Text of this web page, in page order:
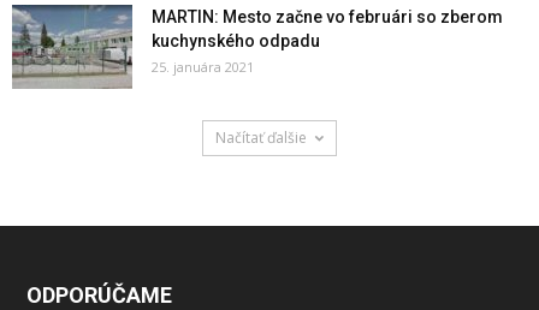
MARTIN: Mesto začne vo februári so zberom
kuchynského odpadu
25. januára 2021
Načítať ďalšie
ODPORÚČAME